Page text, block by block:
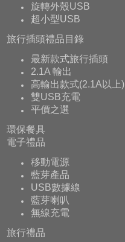
旋轉外殼USB
超小型USB
旅行插頭禮品目錄
最新款式旅行插頭
2.1A 輸出
高輸出款式(2.1A以上)
雙USB充電
平價之選
環保餐具
電子禮品
移動電源
藍芽產品
USB數據線
藍芽喇叭
無線充電
旅行禮品